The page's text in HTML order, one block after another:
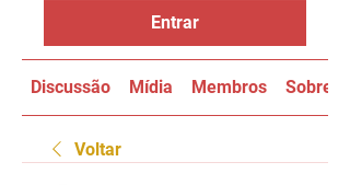
Entrar
Discussão Mídia Membros Sobre
Voltar